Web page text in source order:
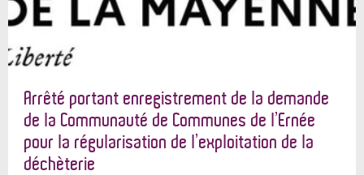
Arrêté portant enregistrement de la demande
de la Communauté de Communes de l’Ernée
pour la régularisation de l’exploitation de la
déchèterie